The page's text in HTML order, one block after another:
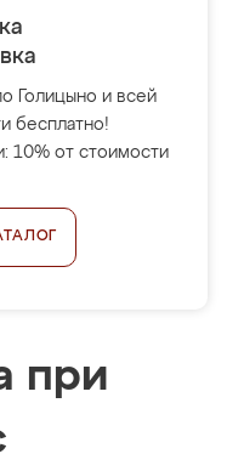
Голицыно и всей
бесплатно!
10% от стоимости
при